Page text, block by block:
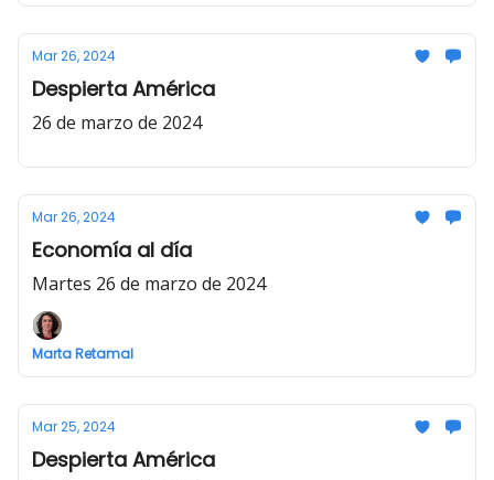
Mar 26, 2024
Despierta América
26 de marzo de 2024
Mar 26, 2024
Economía al día
Martes 26 de marzo de 2024
Marta Retamal
Mar 25, 2024
Despierta América